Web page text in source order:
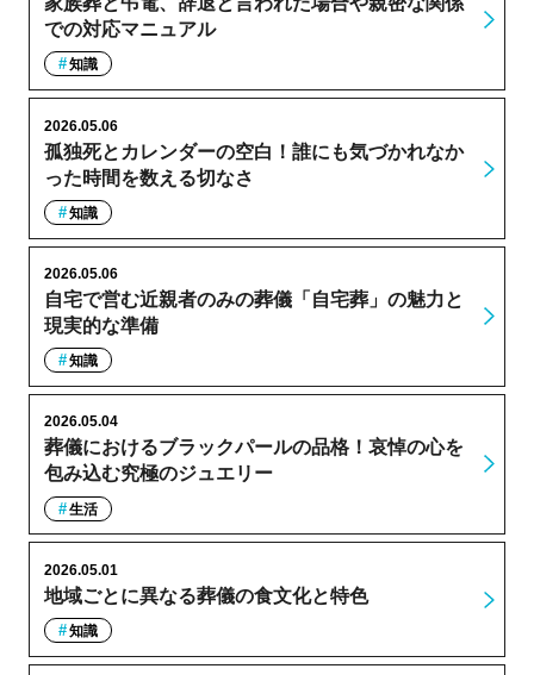
での対応マニュアル
知識
孤独死とカレンダーの空白！誰にも気づかれなか
った時間を数える切なさ
2026.05.06
知識
自宅で営む近親者のみの葬儀「自宅葬」の魅力と
現実的な準備
2026.05.06
知識
葬儀におけるブラックパールの品格！哀悼の心を
包み込む究極のジュエリー
2026.05.04
生活
地域ごとに異なる葬儀の食文化と特色
2026.05.01
知識